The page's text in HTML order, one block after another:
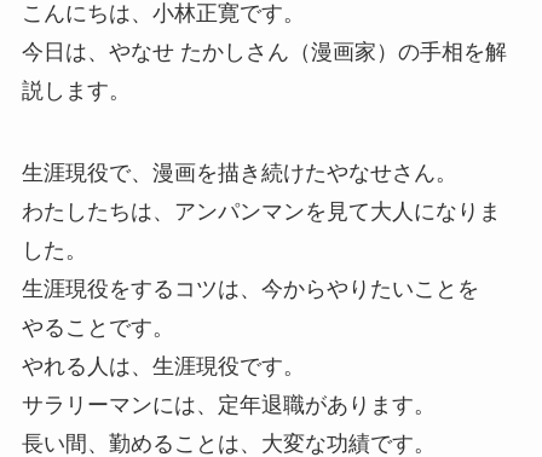
こんにちは、小林正寛です。
今日は、やなせ たかしさん（漫画家）の手相を解
説します。
生涯現役で、漫画を描き続けたやなせさん。
わたしたちは、アンパンマンを見て大人になりま
した。
生涯現役をするコツは、今からやりたいことを
やることです。
やれる人は、生涯現役です。
サラリーマンには、定年退職があります。
長い間、勤めることは、大変な功績です。